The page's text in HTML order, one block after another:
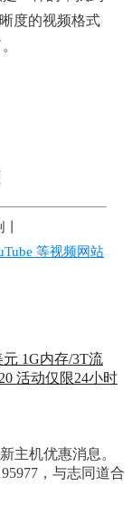
度的视频格式
等视频网站
1G内存/3T流
活动仅限24小时
主机优惠消息。
，与志同道合